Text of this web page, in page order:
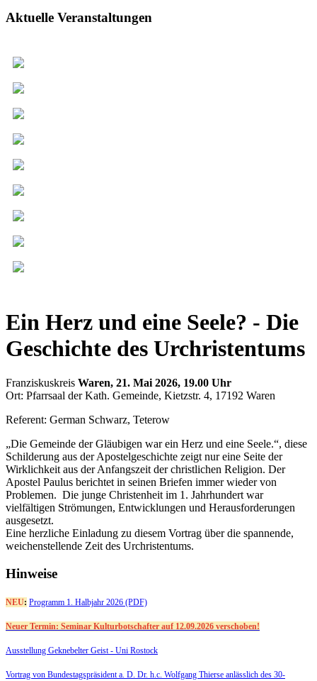
Aktuelle Veranstaltungen
Ein Herz und eine Seele? - Die
Geschichte des Urchristentums
Franziskuskreis Waren, 21. Mai 2026, 19.00 Uhr
Ort: Pfarrsaal der Kath. Gemeinde, Kietzstr. 4, 17192 Waren
Referent: German Schwarz, Teterow
„Die Gemeinde der Gläubigen war ein Herz und eine Seele.“, diese
Schilderung aus der Apostelgeschichte zeigt nur eine Seite der
Wirklichkeit aus der Anfangszeit der christlichen Religion. Der
Apostel Paulus berichtet in seinen Briefen immer wieder von
Problemen. Die junge Christenheit im 1. Jahrhundert war
vielfältigen Strömungen, Entwicklungen und Herausforderungen
ausgesetzt.
Eine herzliche Einladung zu diesem Vortrag über die spannende,
weichenstellende Zeit des Urchristentums.
Hinweise
NEU: Programm 1. Halbjahr 2026 (PDF)
Neuer Termin: Seminar Kulturbotschafter auf 12.09.2026 verschoben!
Ausstellung Geknebelter Geist - Uni Rostock
Vortrag von Bundestagspräsident a. D. Dr. h.c. Wolfgang Thierse anlässlich des 30-